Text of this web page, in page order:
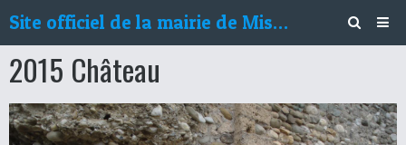
Site officiel de la mairie de Mison
Découvrir Mison
Vivre à Mison
Services municipaux
2015 Château